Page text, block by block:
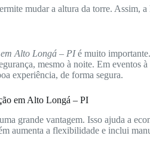
mudar a altura da torre. Assim,
Alto Longá – PIé muito
mesmo à noite. Em eventos
experiência, de forma segura.
em Alto Longá – PI
grande vantagem. Isso ajuda a
aumenta a flexibilidade e inclui